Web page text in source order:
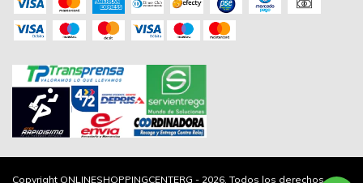
Copyright ONLINESHOPPINGCENTERG - 2026. Todos los derechos